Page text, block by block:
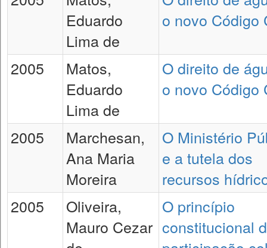
Eduardo
Lima de
o novo Código
2005
Matos,
Eduardo
Lima de
O direito de
o novo Código
2005
Marchesan,
Ana Maria
Moreira
O Ministério
e a tutela dos
recursos
2005
Oliveira,
Mauro Cezar
O princípio
constitucional